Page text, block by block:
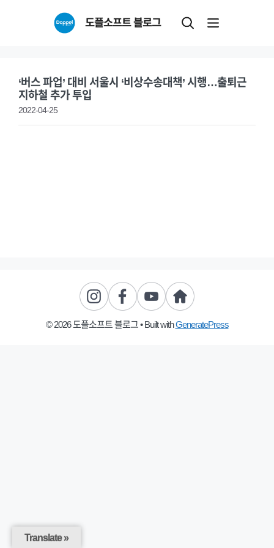
도플소프트 블로그
‘버스 파업’ 대비 서울시 ‘비상수송대책’ 시행…출퇴근
지하철 추가 투입
2022-04-25
© 2026 도플소프트 블로그• Built withGeneratePress
Translate »